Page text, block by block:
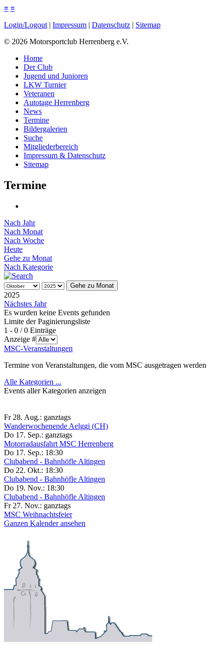
≡ ≡
Login/Logout | Impressum | Datenschutz | Sitemap
© 2026 Motorsportclub Herrenberg e.V.
Home
Der Club
Jugend und Junioren
LKW Turnier
Veteranen
Autotage Herrenberg
News
Termine
Bildergalerien
Suche
Mitgliederbereich
Impressum & Datenschutz
Sitemap
Termine
Nach Jahr
Nach Monat
Nach Woche
Heute
Gehe zu Monat
Nach Kategorie
Gehe zu Monat
2025
Nächstes Jahr
Es wurden keine Events gefunden
Limite der Paginierungsliste
1 - 0 / 0 Einträge
Anzeige #
MSC-Veranstaltungen
Termine von Veranstaltungen, die vom MSC ausgetragen werden
Alle Kategorien ...
Events aller Kategorien anzeigen
Fr 28. Aug.: ganztags
Wanderwochenende Aelggi (CH)
Do 17. Sep.: ganztags
Motorradausfahrt MSC Herrenberg
Do 17. Sep.: 18:30
Clubabend - Bahnhöfle Altingen
Do 22. Okt.: 18:30
Clubabend - Bahnhöfle Altingen
Do 19. Nov.: 18:30
Clubabend - Bahnhöfle Altingen
Fr 27. Nov.: ganztags
MSC Weihnachtsfeier
Ganzen Kalender ansehen